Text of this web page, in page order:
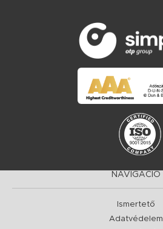
NAVIGÁCIÓ
Ismertető
Adatvédelem